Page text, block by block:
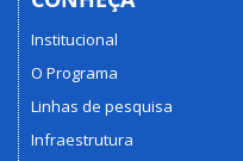
Institucional
O Programa
Linhas de pesquisa
Infraestrutura